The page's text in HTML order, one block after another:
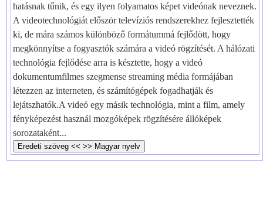
hatásnak tűnik, és egy ilyen folyamatos képet videónak neveznek.
A videotechnológiát először televíziós rendszerekhez fejlesztették
ki, de mára számos különböző formátummá fejlődött, hogy
megkönnyítse a fogyasztók számára a videó rögzítését. A hálózati
technológia fejlődése arra is késztette, hogy a videó
dokumentumfilmes szegmense streaming média formájában
létezzen az interneten, és számítógépek fogadhatják és
lejátszhatók.A videó egy másik technológia, mint a film, amely
fényképezést használ mozgóképek rögzítésére állóképek
sorozataként...